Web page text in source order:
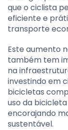
que o ciclista
eficiente e
transporte
Este aumento
também tem
na
investindo em
bicicletas
uso da
encorajando
sustentável.